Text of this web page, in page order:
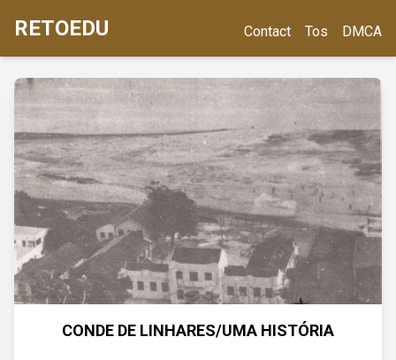
RETOEDU Contact Tos DMCA
CONDE DE LINHARES/UMA HISTÓRIA